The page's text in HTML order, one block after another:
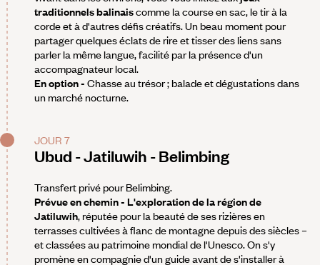
traditionnels balinaiscomme la course en sac, le tir à la
corde et à d'autres défis créatifs. Un beau moment pour
partager quelques éclats de rire et tisser des liens sans
parler la même langue, facilité par la présence d'un
accompagnateur local.
En option - Chasse au trésor ; balade et dégustations dans
un marché nocturne.
JOUR 7
Ubud - Jatiluwih - Belimbing
Transfert privé pour Belimbing.
Prévue en chemin - L'exploration de la région de
Jatiluwih, réputée pour la beauté de ses rizières en
terrasses cultivées à flanc de montagne depuis des siècles –
et classées au patrimoine mondial de l'Unesco. On s'y
promène en compagnie d'un guide avant de s'installer à